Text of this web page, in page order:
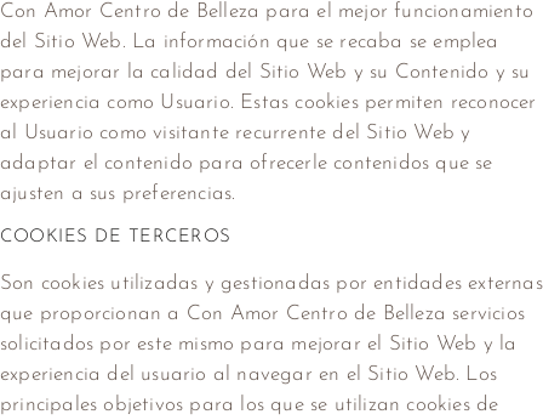
Con Amor Centro de Belleza para el mejor funcionamiento
del Sitio Web. La información que se recaba se emplea
para mejorar la calidad del Sitio Web y su Contenido y su
experiencia como Usuario. Estas cookies permiten reconocer
al Usuario como visitante recurrente del Sitio Web y
adaptar el contenido para ofrecerle contenidos que se
ajusten a sus preferencias.
COOKIES DE TERCEROS
Son cookies utilizadas y gestionadas por entidades externas
que proporcionan a Con Amor Centro de Belleza servicios
solicitados por este mismo para mejorar el Sitio Web y la
experiencia del usuario al navegar en el Sitio Web. Los
principales objetivos para los que se utilizan cookies de